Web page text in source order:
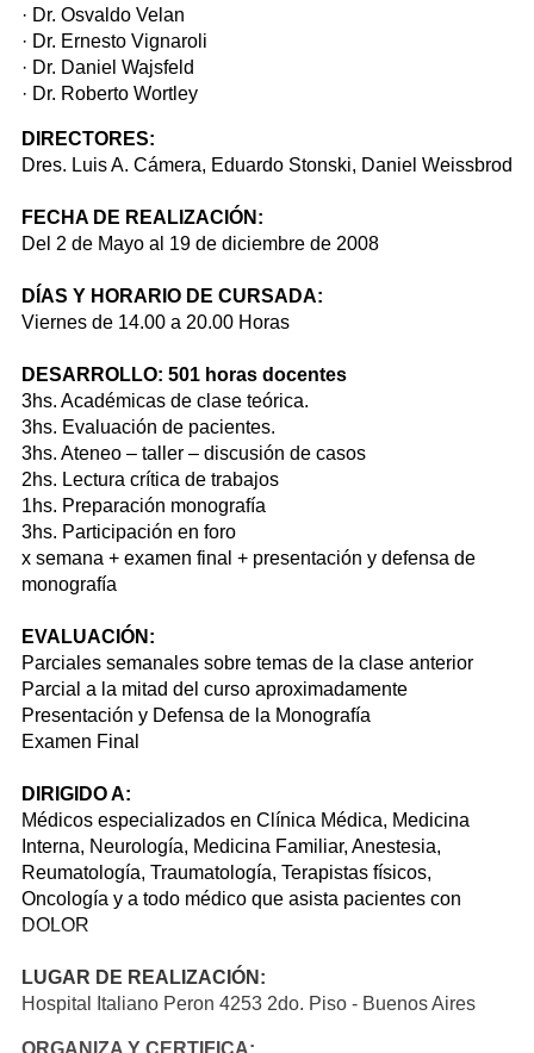
· Dr. Osvaldo Velan
· Dr. Ernesto Vignaroli
· Dr. Daniel Wajsfeld
· Dr. Roberto Wortley
DIRECTORES:
Dres. Luis A. Cámera, Eduardo Stonski, Daniel Weissbrod
FECHA DE REALIZACIÓN:
Del 2 de Mayo al 19 de diciembre de 2008
DÍAS Y HORARIO DE CURSADA:
Viernes de 14.00 a 20.00 Horas
DESARROLLO: 501 horas docentes
3hs. Académicas de clase teórica.
3hs. Evaluación de pacientes.
3hs. Ateneo – taller – discusión de casos
2hs. Lectura crítica de trabajos
1hs. Preparación monografía
3hs. Participación en foro
x semana + examen final + presentación y defensa de
monografía
EVALUACIÓN:
Parciales semanales sobre temas de la clase anterior
Parcial a la mitad del curso aproximadamente
Presentación y Defensa de la Monografía
Examen Final
DIRIGIDO A:
Médicos especializados en Clínica Médica, Medicina
Interna, Neurología, Medicina Familiar, Anestesia,
Reumatología, Traumatología, Terapistas físicos,
Oncología y a todo médico que asista pacientes con
DOLOR
LUGAR DE REALIZACIÓN:
Hospital Italiano Peron 4253 2do. Piso - Buenos Aires
ORGANIZA Y CERTIFICA: